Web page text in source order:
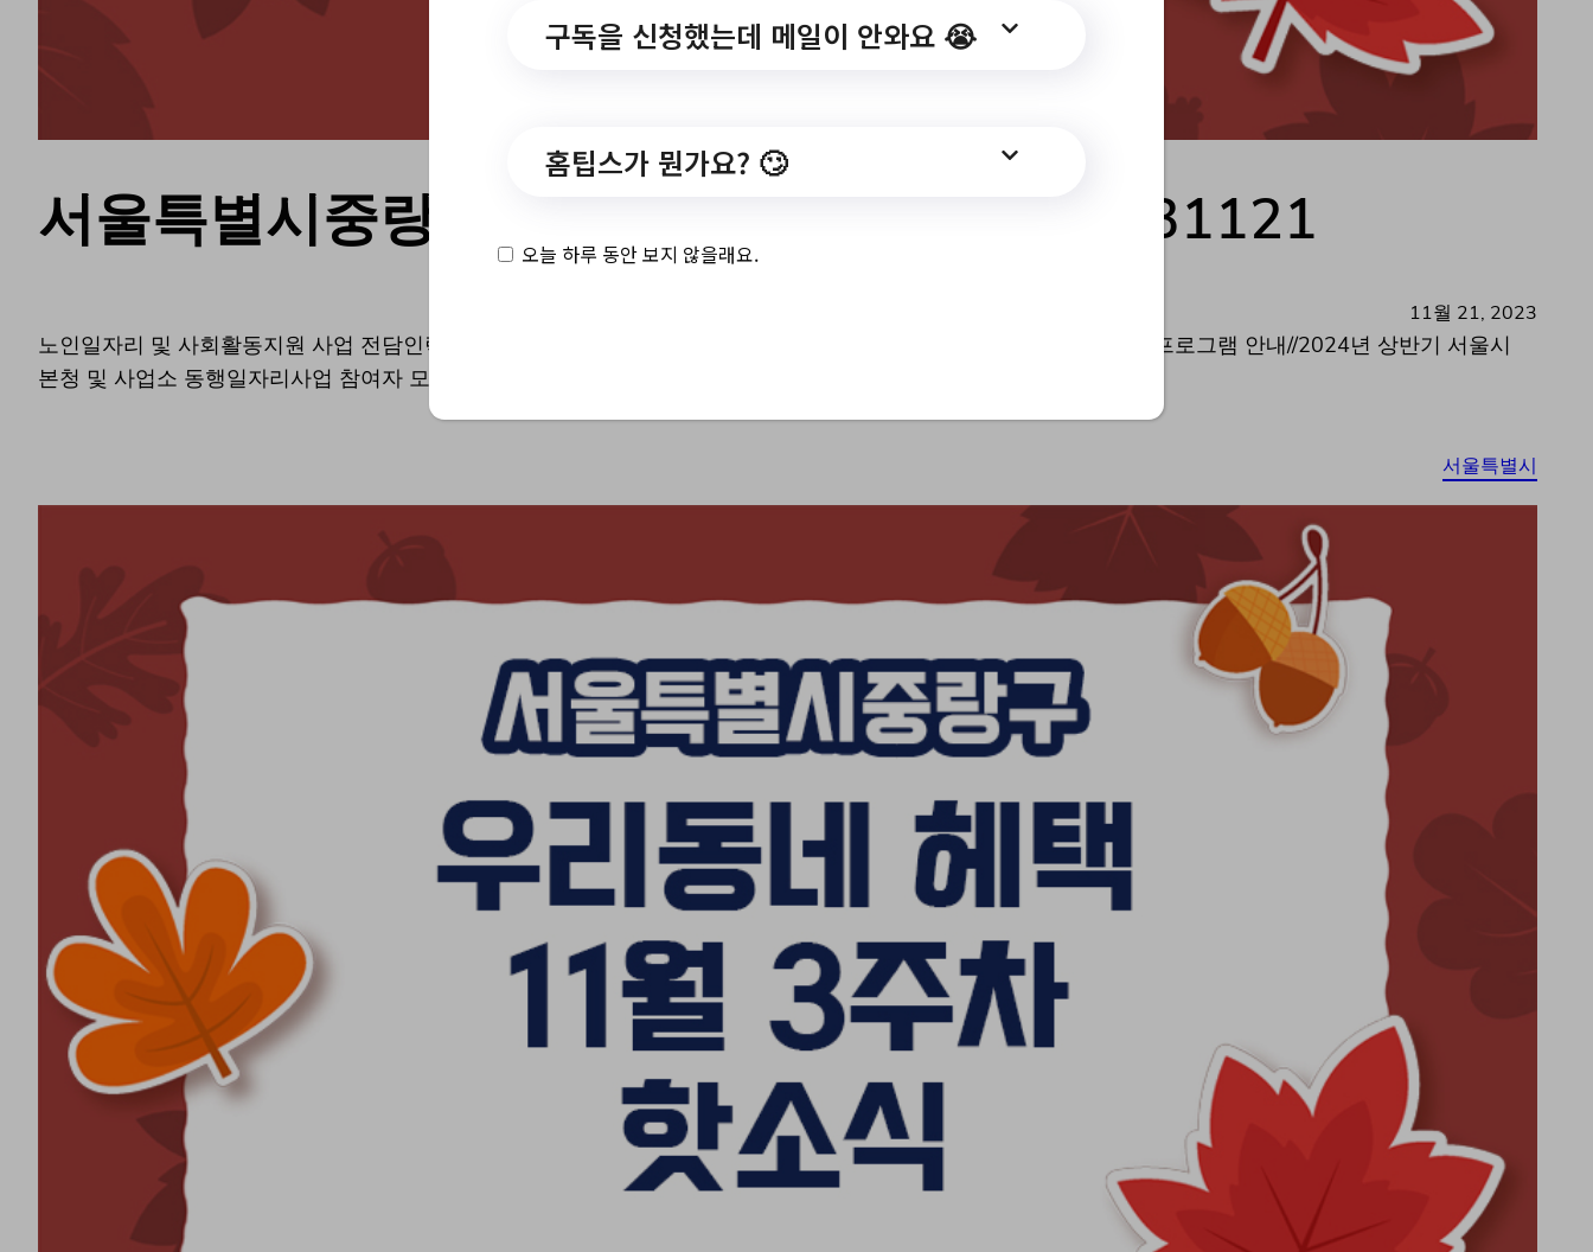
서울특별시중랑구 Top 3 및 주간 소식 – 20231121
11월 21, 2023
노인일자리 및 사회활동지원 사업 전담인력 채용 공고//[상봉] [다시배움1750] 오페라의 밤 해설공연//[모집] 12월 교육 프로그램 안내//2024년 상반기 서울시
본청 및 사업소 동행일자리사업 참여자 모집//2024년 중화 마중 마을활력소 공간지기 단체(모임) 모집 (재공고)//…
서울특별시
구독을 신청했는데 메일이 안와요 😭
홈팁스가 뭔가요? 🙄
오늘 하루 동안 보지 않을래요.